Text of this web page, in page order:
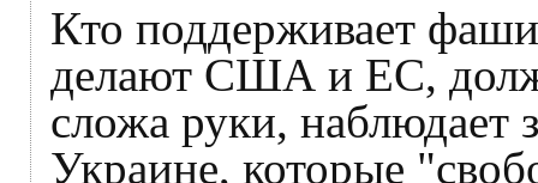
Кто поддерживает
делают США и ЕС,
сложа руки, наблюдает
Украине, которые